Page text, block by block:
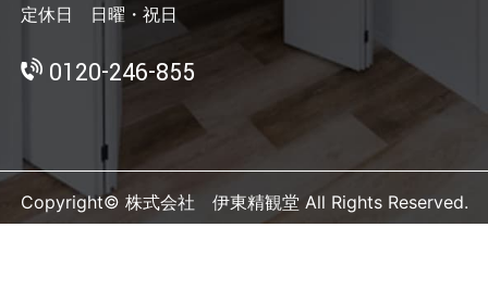
定休日 日曜・祝日
0120-246-855
Copyright© 株式会社 伊東精観堂 All Rights Reserved.